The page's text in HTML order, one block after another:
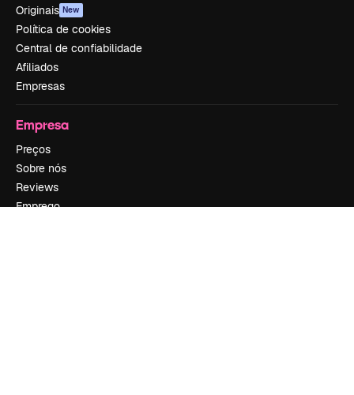
Originais New
Política de cookies
Central de confiabilidade
Afiliados
Empresas
Empresa
Preços
Sobre nós
Reviews
Emprego